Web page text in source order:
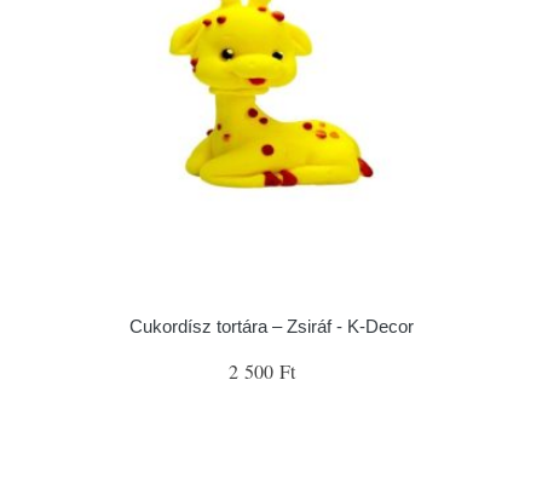
Cukordísz tortára – Zsiráf - K-Decor
2 500 Ft